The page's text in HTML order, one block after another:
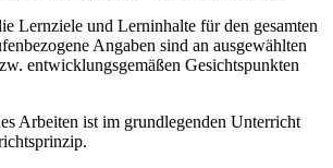
Lernziele und Lerninhalte für den gesamten
Angaben sind an ausgewählten
entwicklungsgemäßen Gesichtspunkten
Arbeiten ist im grundlegenden Unterricht